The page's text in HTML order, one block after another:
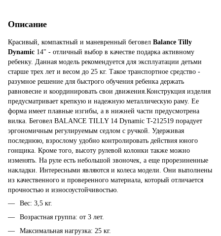
Описание
Красивый, компактный и маневренный беговел Balance Tilly
Dynamic 14" - отличный выбор в качестве подарка активному
ребенку. Данная модель рекомендуется для эксплуатации детьми
старше трех лет и весом до 25 кг. Такое транспортное средство -
разумное решение для быстрого обучения ребенка держать
равновесие и координировать свои движения.Конструкция изделия
предусматривает крепкую и надежную металлическую раму. Ее
форма имеет плавные изгибы, а в нижней части предусмотрена
вилка. Беговел BALANCE TILLY 14 Dynamic T-212519 порадует
эргономичным регулируемым седлом с ручкой. Удерживая
последнюю, взрослому удобно контролировать действия юного
гонщика. Кроме того, высоту рулевой колонки также можно
изменять. На руле есть небольшой звоночек, а еще прорезиненные
накладки. Интересными являются и колеса модели. Они выполнены
из качественного и проверенного материала, который отличается
прочностью и износоустойчивостью.
Вес: 3,5 кг.
Возрастная группа: от 3 лет.
Максимальная нагрузка: 25 кг.